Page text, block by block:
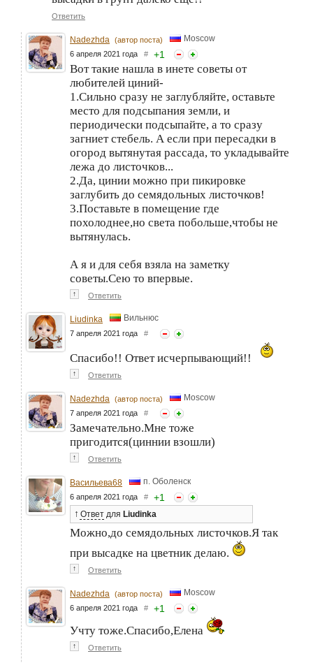
Ответить
Nadezhda (автор поста) Moscow
6 апреля 2021 года # +1
Вот такие нашла в инете советы от
любителей циний-
1.Сильно сразу не заглубляйте, оставьте
место для подсыпания земли, и
периодически подсыпайте, а то сразу
загниет стебель. А если при пересадки в
огород вытянутая рассада, то укладывайте
лежа до листочков...
2.Да, цинии можно при пикировке
заглубить до семядольных листочков!
3.Поставьте в помещение где
похолоднее,но света побольше,чтобы не
вытянулась.
А я и для себя взяла на заметку
советы.Сею то впервые.
↑ Ответить
Liudinka Вильнюс
7 апреля 2021 года #
Спасибо!! Ответ исчерпывающий!!
↑ Ответить
Nadezhda (автор поста) Moscow
7 апреля 2021 года #
Замечательно.Мне тоже
пригодится(циннии взошли)
↑ Ответить
Васильева68 п. Оболенск
6 апреля 2021 года # +1
↑ Ответ для Liudinka
Можно,до семядольных листочков.Я так
при высадке на цветник делаю.
↑ Ответить
Nadezhda (автор поста) Moscow
6 апреля 2021 года # +1
Учту тоже.Спасибо,Елена
↑ Ответить